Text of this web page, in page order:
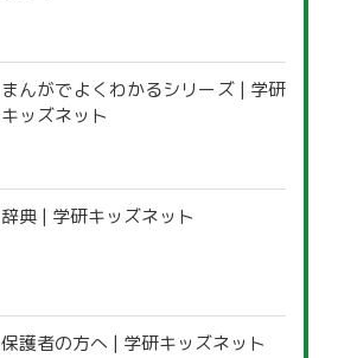
まんがでよくわかるシリーズ | 学研
キッズネット
辞典 | 学研キッズネット
保護者の方へ | 学研キッズネット